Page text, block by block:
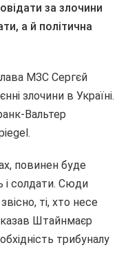
за злочини
а й політична
МЗС Сергєй
злочини в Україні.
Вальтер
повинен буде
і солдати. Сюди
ті, хто несе
Штайнмаєр
трибуналу